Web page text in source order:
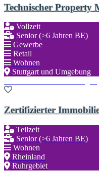
Technischer Property
Vollzeit
Senior (>6 Jahren BE)
Gewerbe
Retail
Wohnen
Stuttgart und Umgebung
Zertifizierter
Teilzeit
Senior (>6 Jahren BE)
Wohnen
Rheinland
Ruhrgebiet